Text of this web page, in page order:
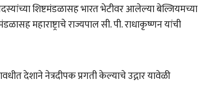
शिष्टमंडळासह भारत भेटीवर आलेल्या बेल्जियमच्या
महाराष्ट्राचे राज्यपाल सी. पी. राधाकृष्णन यांची
देशाने नेत्रदीपक प्रगती केल्याचे उद्गार यावेळी